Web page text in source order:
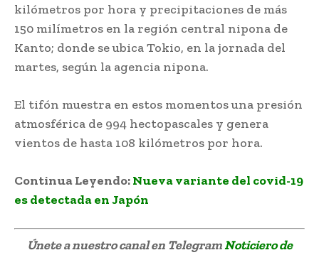
kilómetros por hora y precipitaciones de más
150 milímetros en la región central nipona de
Kanto; donde se ubica Tokio, en la jornada del
martes, según la agencia nipona.
El tifón muestra en estos momentos una presión
atmosférica de 994 hectopascales y genera
vientos de hasta 108 kilómetros por hora.
Continua Leyendo:Nueva variante del covid-19
es detectada en Japón
Únete a nuestro canal en TelegramNoticiero de